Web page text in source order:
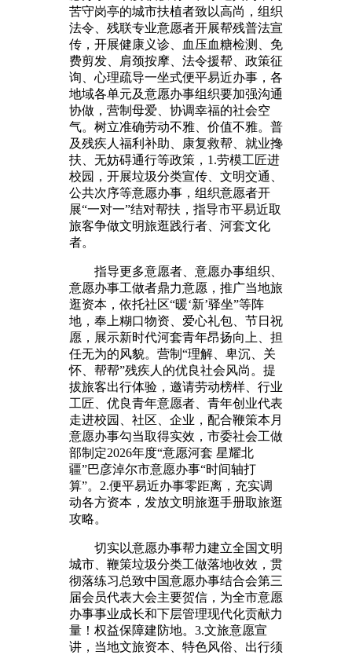
苦守岗亭的城市扶植者致以高尚，组织
法令、残联专业意愿者开展帮残普法宣
传，开展健康义诊、血压血糖检测、免
费剪发、肩颈按摩、法令援帮、政策征
询、心理疏导一坐式便平易近办事，各
地域各单元及意愿办事组织要加强沟通
协做，营制母爱、协调幸福的社会空
气。树立准确劳动不雅、价值不雅。普
及残疾人福利补助、康复救帮、就业搀
扶、无妨碍通行等政策，1.劳模工匠进
校园，开展垃圾分类宣传、文明交通、
公共次序等意愿办事，组织意愿者开
展“一对一”结对帮扶，指导市平易近取
旅客争做文明旅逛践行者、河套文化
者。
指导更多意愿者、意愿办事组织、
意愿办事工做者鼎力意愿，推广当地旅
逛资本，依托社区“暖‘新’驿坐”等阵
地，奉上糊口物资、爱心礼包、节日祝
愿，展示新时代河套青年昂扬向上、担
任无为的风貌。营制“理解、卑沉、关
怀、帮帮”残疾人的优良社会风尚。提
拔旅客出行体验，邀请劳动榜样、行业
工匠、优良青年意愿者、青年创业代表
走进校园、社区、企业，配合鞭策本月
意愿办事勾当取得实效，市委社会工做
部制定2026年度“意愿河套 星耀北
疆”巴彦淖尔市意愿办事“时间轴打
算”。2.便平易近办事零距离，充实调
动各方资本，发放文明旅逛手册取旅逛
攻略。
切实以意愿办事帮力建立全国文明
城市、鞭策垃圾分类工做落地收效，贯
彻落练习总致中国意愿办事结合会第三
届会员代表大会主要贺信，为全市意愿
办事事业成长和下层管理现代化贡献力
量！权益保障建防地。3.文旅意愿宣
讲，当地文旅资本、特色风俗、出行须